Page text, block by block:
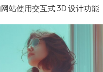
站使用交互式 3D 设计功能